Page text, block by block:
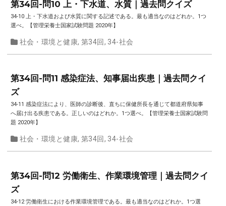
第34回-問10 上・下水道、水質｜過去問クイズ
34-10 上・下水道および水質に関する記述である。最も適当なのはどれか。1つ
選べ。【管理栄養士国家試験問題 2020年】
社会・環境と健康, 第34回, 34-社会
第34回-問11 感染症法、知事届出疾患｜過去問クイ
ズ
34-11 感染症法により、医師の診断後、直ちに保健所長を通じて都道府県知事
へ届け出る疾患である。正しいのはどれか。1つ選べ。【管理栄養士国家試験問
題 2020年】
社会・環境と健康, 第34回, 34-社会
第34回-問12 労働衛生、作業環境管理｜過去問クイ
ズ
34-12 労働衛生における作業環境管理である。最も適当なのはどれか。1つ選